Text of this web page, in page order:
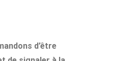
d’être